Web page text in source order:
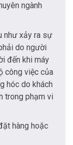
ngành
như xảy ra sự
do người
đến khi máy
công việc của
hóc do khách
trong phạm vi
hàng hoặc